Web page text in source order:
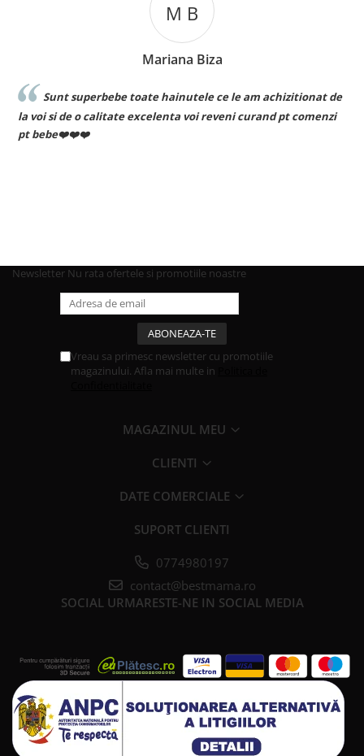
M B
Mariana Biza
Sunt superbebe toate hainutele ce le am achizitionat de
la voi si de o calitate excelenta voi reveni curand pt comenzi
pt bebe❤️❤️❤️
Newsletter Nu rata ofertele si promotiile noastre
Vreau sa primesc newsletter cu promotiile
magazinului. Afla mai multe in
MAGAZINUL MEU
CLIENTI
DATE COMERCIALE
SUPORT CLIENTI
0774980197
contact@bestmama.ro
SOCIAL URMARESTE-NE IN SOCIAL MEDIA